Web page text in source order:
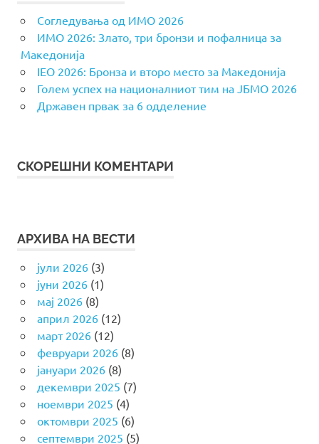
Согледувања од ИМО 2026
ИМО 2026: Злато, три бронзи и пофалница за
Македонија
IEO 2026: Бронза и второ место за Македонија
Голем успех на националниот тим на ЈБМО 2026
Државен првак за 6 одделение
СКОРЕШНИ КОМЕНТАРИ
АРХИВА НА ВЕСТИ
јули 2026(3)
јуни 2026(1)
мај 2026(8)
април 2026(12)
март 2026(12)
февруари 2026(8)
јануари 2026(8)
декември 2025 (7)
ноември 2025 (4)
октомври 2025 (6)
септември 2025 (5)